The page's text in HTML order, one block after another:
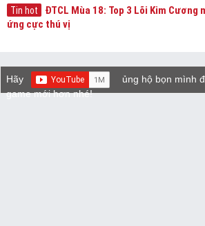
Tin hot
ĐTCL Mùa 18: Top 3 Lõi Kim Cương
ứng cực thú vị
Hãy
ủng hộ bọn mình
game mới hơn nhé!